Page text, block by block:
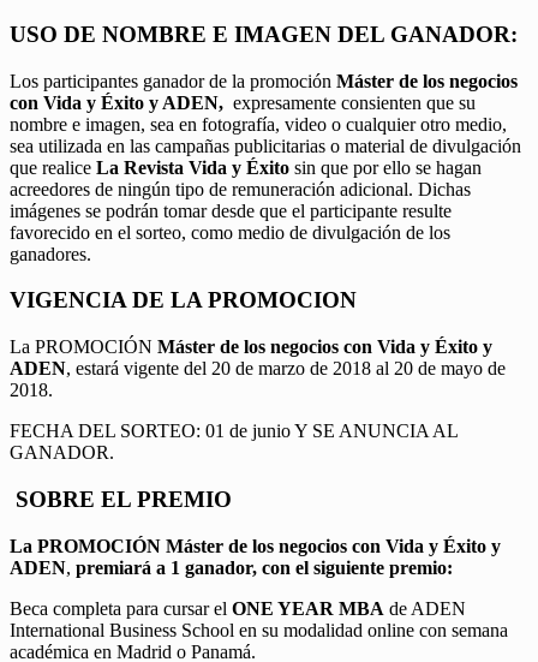
USO DE NOMBRE E IMAGEN DEL GANADOR:
Los participantes ganador de la promoción Máster de los negocios
con Vida y Éxito y ADEN, expresamente consienten que su
nombre e imagen, sea en fotografía, video o cualquier otro medio,
sea utilizada en las campañas publicitarias o material de divulgación
que realice La Revista Vida y Éxito sin que por ello se hagan
acreedores de ningún tipo de remuneración adicional. Dichas
imágenes se podrán tomar desde que el participante resulte
favorecido en el sorteo, como medio de divulgación de los
ganadores.
VIGENCIA DE LA PROMOCION
La PROMOCIÓN Máster de los negocios con Vida y Éxito y
ADEN, estará vigente del 20 de marzo de 2018 al 20 de mayo de
2018.
FECHA DEL SORTEO: 01 de junio Y SE ANUNCIA AL
GANADOR.
SOBRE EL PREMIO
La PROMOCIÓN Máster de los negocios con Vida y Éxito y
ADEN, premiará a 1 ganador, con el siguiente premio:
Beca completa para cursar el ONE YEAR MBA de ADEN
International Business School en su modalidad online con semana
académica en Madrid o Panamá.